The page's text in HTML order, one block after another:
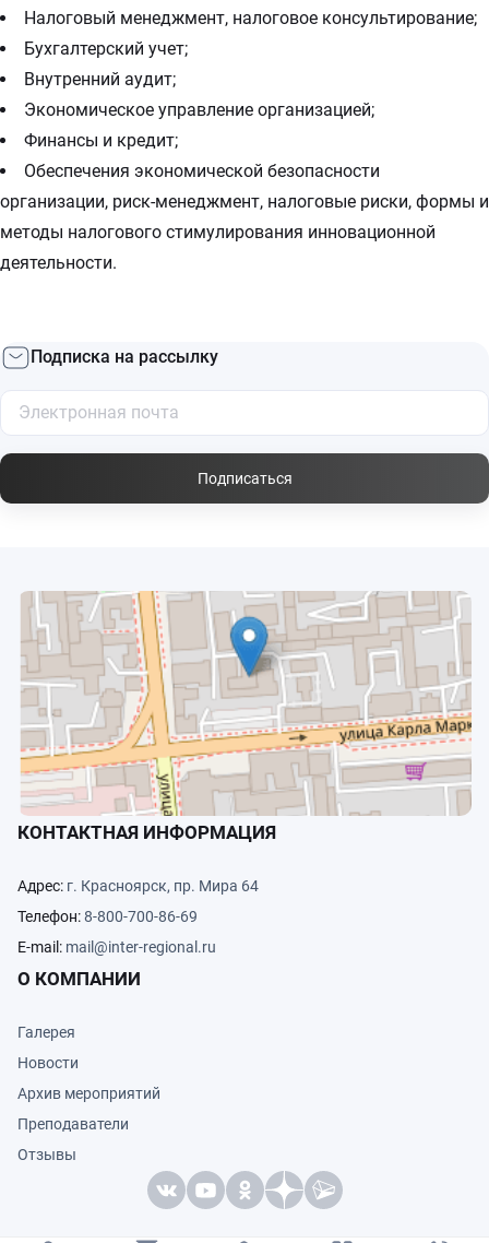
Налоговый менеджмент, налоговое консультирование;
Бухгалтерский учет;
Внутренний аудит;
Экономическое управление организацией;
Финансы и кредит;
Обеспечения экономической безопасности
организации, риск-менеджмент, налоговые риски, формы и
методы налогового стимулирования инновационной
деятельности.
Подписка на рассылку
Подписаться
КОНТАКТНАЯ ИНФОРМАЦИЯ
Адрес: г. Красноярск, пр. Мира 64
Телефон:8-800-700-86-69
E-mail: mail@inter-regional.ru
О КОМПАНИИ
Галерея
Новости
Архив мероприятий
Преподаватели
Отзывы